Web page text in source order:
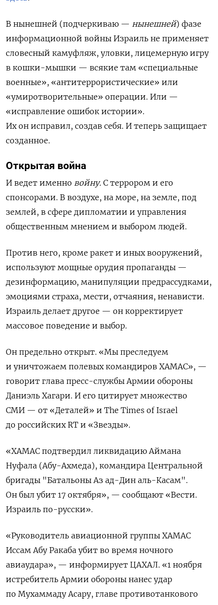
В нынешней (подчеркиваю — нынешней) фазе
информационной войны Израиль не применяет
словесный камуфляж, уловки, лицемерную игру
в кошки-мышки — всякие там «специальные
военные», «антитеррористические» или
«умиротворительные» операции. Или —
«исправление ошибок истории».
Их он исправил, создав себя. И теперь защищает
созданное.
Открытая война
И ведет именно войну. С террором и его
спонсорами. В воздухе, на море, на земле, под
землей, в сфере дипломатии и управления
общественным мнением и выбором людей.
Против него, кроме ракет и иных вооружений,
используют мощные орудия пропаганды —
дезинформацию, манипуляции предрассудками,
эмоциями страха, мести, отчаяния, ненависти.
Израиль делает другое — он корректирует
массовое поведение и выбор.
Он предельно открыт. «Мы преследуем
и уничтожаем полевых командиров ХАМАС», —
говорит глава пресс-службы Армии обороны
Даниэль Хагари. И его цитирует множество
СМИ — от «Деталей» и The Times of Israel
до российских RT и «Звезды».
«ХАМАС подтвердил ликвидацию Аймана
Нуфала (Абу-Ахмеда), командира Центральной
бригады "Батальоны Аз ад-Дин аль-Касам".
Он был убит 17 октября», — сообщают «Вести.
Израиль по-русски».
«Руководитель авиационной группы ХАМАС
Иссам Абу Ракаба убит во время ночного
авиаудара», — информирует ЦАХАЛ. «1 ноября
истребитель Армии обороны нанес удар
по Мухаммаду Асару, главе противотанкового